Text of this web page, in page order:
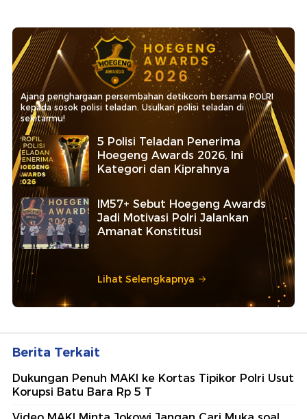
Ajang penghargaan persembahan detikcom bersama POLRI
kepada sosok polisi teladan. Usulkan polisi teladan di
sekitarmu!
5 Polisi Teladan Penerima
Hoegeng Awards 2026, Ini
Kategori dan Kiprahnya
IM57+ Sebut Hoegeng Awards
Jadi Motivasi Polri Jalankan
Amanat Konstitusi
Lihat Selengkapnya
Berita Terkait
Dukungan Penuh MAKI ke Kortas Tipikor Polri Usut
Korupsi Batu Bara Rp 5 T